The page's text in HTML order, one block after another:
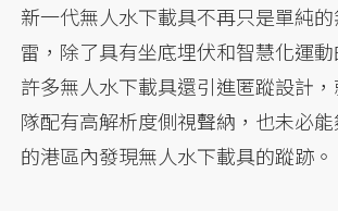
新一代無人水下載具不再只是單純
雷，除了具有坐底埋伏和智慧化運動
許多無人水下載具還引進匿蹤設計
隊配有高解析度側視聲納，也未必
的港區內發現無人水下載具的蹤跡。